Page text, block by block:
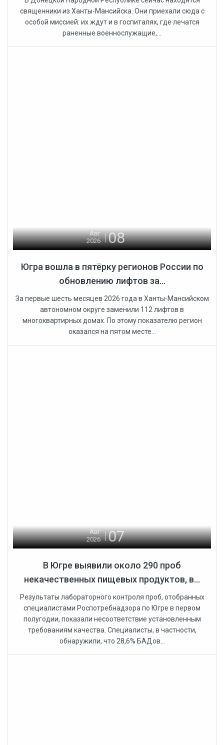
священники из Ханты-Мансийска. Они приехали сюда с
особой миссией: их ждут и в госпиталях, где лечатся
раненные военнослужащие,...
Авг
2026
08
Югра вошла в пятёрку регионов России по
обновлению лифтов за...
За первые шесть месяцев 2026 года в Ханты-Мансийском
автономном округе заменили 112 лифтов в
многоквартирных домах. По этому показателю регион
оказался на пятом месте...
Авг
2026
07
В Югре выявили около 290 проб
некачественных пищевых продуктов, в...
Результаты лабораторного контроля проб, отобранных
специалистами Роспотребнадзора по Югре в первом
полугодии, показали несоответствие установленным
требованиям качества. Специалисты, в частности,
обнаружили, что 28,6% БАДов...